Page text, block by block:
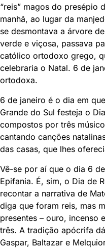
“reis” magos do presépio
manhã, ao lugar da
se desmontava a árvore
verde e viçosa, passava
católico ortodoxo grego,
celebraria o Natal. 6 de
ortodoxa.
6 de janeiro é o dia em
Grande do Sul festeja o
compostos por três
cantando canções
das casas, que lhes
Vê-se por aí que o dia 6
Epifania. É, sim, o Dia de
recontar a narrativa de
diga que foram reis, mas
presentes – ouro, incenso
três. A tradição apócrifa
Gaspar, Baltazar e